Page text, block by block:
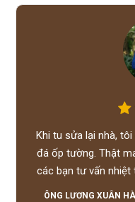
Khi tu sửa lại nhà,
đá ốp tường. Thật
các bạn tư vấn nhiệt
lượng tốt,
ÔNG LƯƠNG XUÂN HÀ